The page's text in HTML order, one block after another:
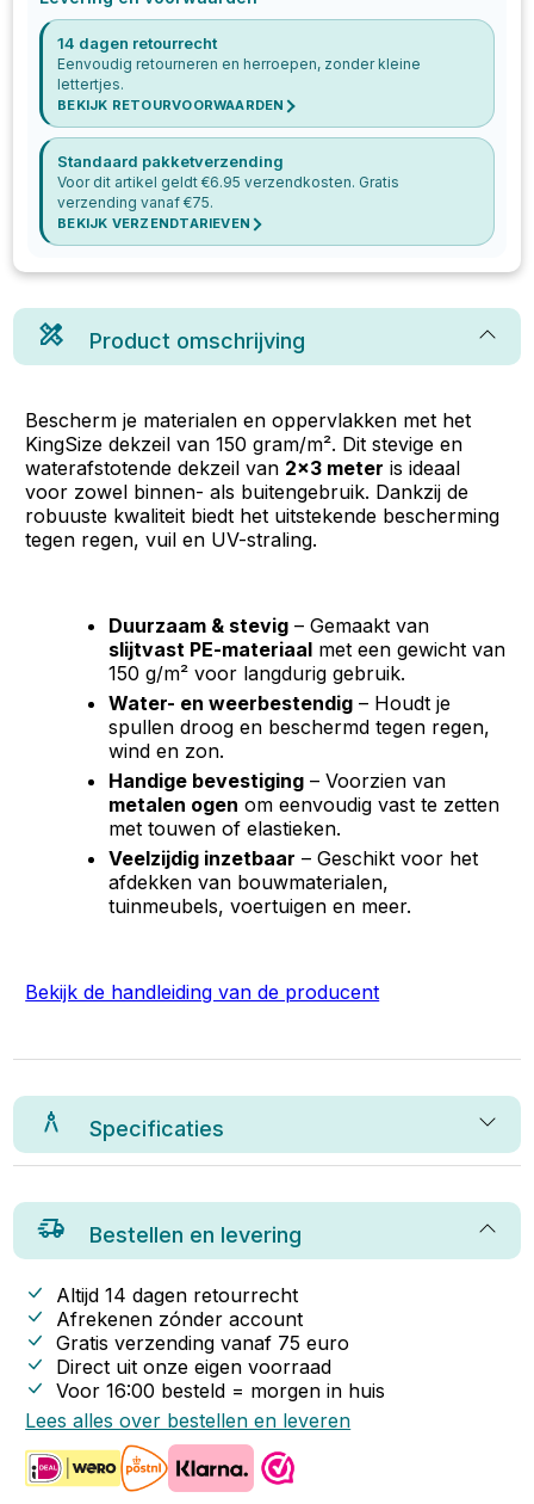
14 dagen retourrecht
Eenvoudig retourneren en herroepen, zonder kleine
lettertjes.
BEKIJK RETOURVOORWAARDEN
Standaard pakketverzending
Voor dit artikel geldt €6.95 verzendkosten. Gratis
verzending vanaf €75.
BEKIJK VERZENDTARIEVEN
Product omschrijving
Bescherm je materialen en oppervlakken met het
KingSize dekzeil van 150 gram/m². Dit stevige en
waterafstotende dekzeil van 2x3 meter is ideaal
voor zowel binnen- als buitengebruik. Dankzij de
robuuste kwaliteit biedt het uitstekende bescherming
tegen regen, vuil en UV-straling.
Duurzaam & stevig – Gemaakt van
slijtvast PE-materiaal met een gewicht van
150 g/m² voor langdurig gebruik.
Water- en weerbestendig – Houdt je
spullen droog en beschermd tegen regen,
wind en zon.
Handige bevestiging – Voorzien van
metalen ogen om eenvoudig vast te zetten
met touwen of elastieken.
Veelzijdig inzetbaar – Geschikt voor het
afdekken van bouwmaterialen,
tuinmeubels, voertuigen en meer.
Bekijk de handleiding van de producent
Specificaties
Bestellen en levering
Altijd 14 dagen retourrecht
Afrekenen zónder account
Gratis verzending vanaf 75 euro
Direct uit onze eigen voorraad
Voor 16:00 besteld = morgen in huis
Lees alles over bestellen en leveren